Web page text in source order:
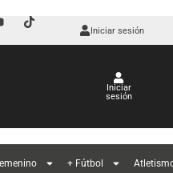
Iniciar sesión
Iniciar
sesión
+ Fútbol